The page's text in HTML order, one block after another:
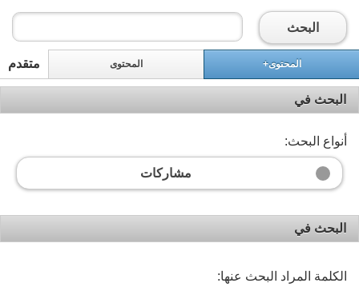
البحث
متقدم المحتوى المحتوى+
البحث في
أنواع البحث:
مشاركات
البحث في
الكلمة المراد البحث عنها: